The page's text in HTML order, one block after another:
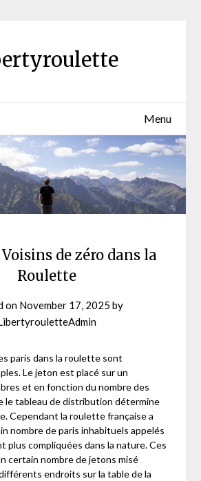
Menu
de zéro dans la
Roulette
on November 17, 2025 by
paris dans la roulette sont
Le jeton est placé sur un
et en fonction du nombre des
le tableau de distribution détermine
Cependant la roulette française a
nombre de paris inhabituels appelés
plus compliquées dans la nature. Ces
certain nombre de jetons misé
endroits sur la table de la